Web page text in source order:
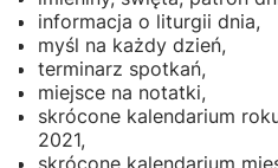
informacja o liturgii dnia,
myśl na każdy dzień,
terminarz spotkań,
miejsce na notatki,
skrócone kalendarium
2021,
skrócone kalendarium